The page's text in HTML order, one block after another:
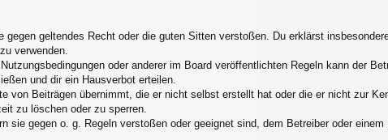
geltendes Recht oder die guten Sitten verstoßen. Du erklärst
verwenden.
oder anderer im Board veröffentlichten Regeln kann der
und dir ein Hausverbot erteilen.
von Beiträgen übernimmt, die er nicht selbst erstellt hat oder die er nicht zur
zu löschen oder zu sperren.
sie gegen o. g. Regeln verstoßen oder geeignet sind, dem Betreiber oder einem